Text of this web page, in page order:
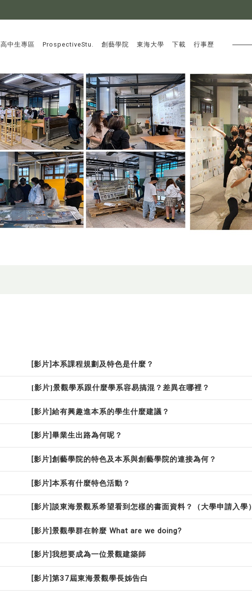
:::
高中生專區 ProspectiveStu. 創藝學院 東海大學 下載 行事歷
[影片]本系課程規劃及特色是什麼？
[影片]景觀學系跟什麼學系容易搞混？差異在哪裡？
[影片]給有興趣進本系的學生什麼建議？
[影片]畢業生出路為何呢？
[影片]創藝學院的特色及本系與創藝學院的連接為何？
[影片]本系有什麼特色活動？
[影片]談東海景觀系希望看到怎樣的書面資料？（大學申請入學）
[影片]景觀學群在幹麼 What are we doing?
[影片]我想要成為一位景觀建築師
[影片]第37屆東海景觀學長姊告白